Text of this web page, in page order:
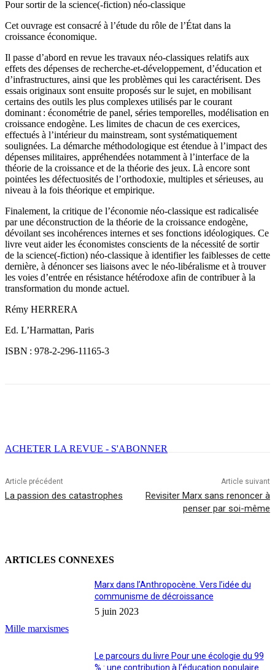
Pour sortir de la science(-fiction) néo-classique
Cet ouvrage est consacré à l’étude du rôle de l’État dans la
croissance économique.
Il passe d’abord en revue les travaux néo-classiques relatifs aux
effets des dépenses de recherche-et-développement, d’éducation et
d’infrastructures, ainsi que les problèmes qui les caractérisent. Des
essais originaux sont ensuite proposés sur le sujet, en mobilisant
certains des outils les plus complexes utilisés par le courant
dominant : économétrie de panel, séries temporelles, modélisation en
croissance endogène. Les limites de chacun de ces exercices,
effectués à l’intérieur du mainstream, sont systématiquement
soulignées. La démarche méthodologique est étendue à l’impact des
dépenses militaires, appréhendées notamment à l’interface de la
théorie de la croissance et de la théorie des jeux. Là encore sont
pointées les défectuosités de l’orthodoxie, multiples et sérieuses, au
niveau à la fois théorique et empirique.
Finalement, la critique de l’économie néo-classique est radicalisée
par une déconstruction de la théorie de la croissance endogène,
dévoilant ses incohérences internes et ses fonctions idéologiques. Ce
livre veut aider les économistes conscients de la nécessité de sortir
de la science(-fiction) néo-classique à identifier les faiblesses de cette
dernière, à dénoncer ses liaisons avec le néo-libéralisme et à trouver
les voies d’entrée en résistance hétérodoxe afin de contribuer à la
transformation du monde actuel.
Rémy HERRERA
Ed. L’Harmattan, Paris
ISBN : 978-2-296-11165-3
ACHETER LA REVUE - S'ABONNER
Article précédent
La passion des catastrophes
Article suivant
Revisiter Marx sans renoncer à
penser par soi-même
ARTICLES CONNEXES
Mille marxismes
Marx dans l’Anthropocène. Vers l’idée du
communisme de décroissance
5 juin 2023
Le parcours du livre Pour une écologie du 99
% : une contribution à l’éducation populaire